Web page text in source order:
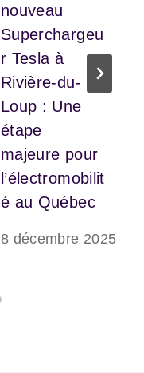
nouveau
Superchargeu
r Tesla à
Rivière-du-
Loup : Une
étape
majeure pour
l’électromobilit
é au Québec
8 décembre 2025